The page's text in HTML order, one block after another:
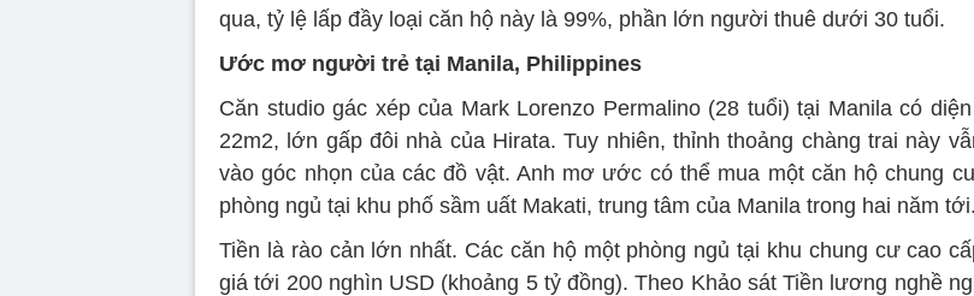
qua, tỷ lệ lấp đầy loại căn hộ này là 99%, phần lớn người thuê dưới 30 tuổi.
Ước mơ người trẻ tại Manila, Philippines
Căn studio gác xép của Mark Lorenzo Permalino (28 tuổi) tại Manila có
22m2, lớn gấp đôi nhà của Hirata. Tuy nhiên, thỉnh thoảng chàng trai này
vào góc nhọn của các đồ vật. Anh mơ ước có thể mua một căn hộ chung
phòng ngủ tại khu phố sầm uất Makati, trung tâm của Manila trong hai năm tới.
Tiền là rào cản lớn nhất. Các căn hộ một phòng ngủ tại khu chung cư cao
giá tới 200 nghìn USD (khoảng 5 tỷ đồng). Theo Khảo sát Tiền lương nghề